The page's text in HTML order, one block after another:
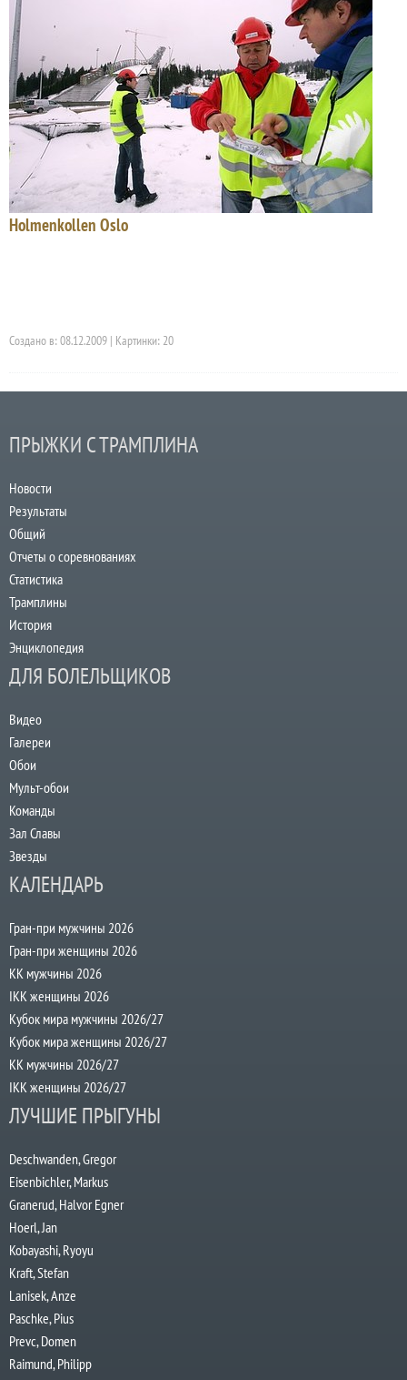
Holmenkollen Oslo
Создано в: 08.12.2009 | Картинки: 20
ПРЫЖКИ С ТРАМПЛИНА
Новости
Результаты
Общий
Отчеты о соревнованиях
Статистика
Трамплины
История
Энциклопедия
ДЛЯ БОЛЕЛЬЩИКОВ
Видео
Галереи
Обои
Мульт-обои
Команды
Зал Славы
Звезды
КАЛЕНДАРЬ
Гран-при мужчины 2026
Гран-при женщины 2026
КК мужчины 2026
IKK женщины 2026
Кубок мира мужчины 2026/27
Кубок мира женщины 2026/27
КК мужчины 2026/27
IKK женщины 2026/27
ЛУЧШИЕ ПРЫГУНЫ
Deschwanden, Gregor
Eisenbichler, Markus
Granerud, Halvor Egner
Hoerl, Jan
Kobayashi, Ryoyu
Kraft, Stefan
Lanisek, Anze
Paschke, Pius
Prevc, Domen
Raimund, Philipp